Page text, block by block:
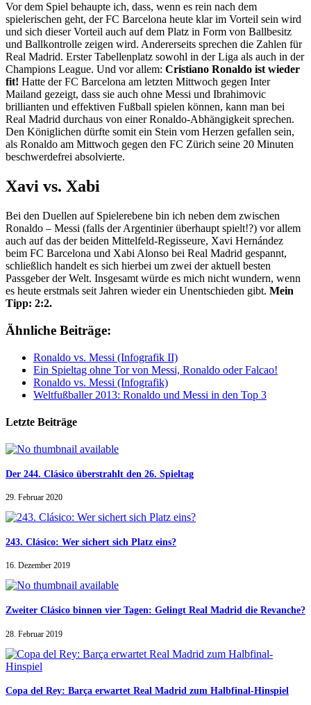
Vor dem Spiel behaupte ich, dass, wenn es rein nach dem
spielerischen geht, der FC Barcelona heute klar im Vorteil sein wird
und sich dieser Vorteil auch auf dem Platz in Form von Ballbesitz
und Ballkontrolle zeigen wird. Andererseits sprechen die Zahlen für
Real Madrid. Erster Tabellenplatz sowohl in der Liga als auch in der
Champions League. Und vor allem: Cristiano Ronaldo ist wieder
fit! Hatte der FC Barcelona am letzten Mittwoch gegen Inter
Mailand gezeigt, dass sie auch ohne Messi und Ibrahimovic
brillianten und effektiven Fußball spielen können, kann man bei
Real Madrid durchaus von einer Ronaldo-Abhängigkeit sprechen.
Den Königlichen dürfte somit ein Stein vom Herzen gefallen sein,
als Ronaldo am Mittwoch gegen den FC Zürich seine 20 Minuten
beschwerdefrei absolvierte.
Xavi vs. Xabi
Bei den Duellen auf Spielerebene bin ich neben dem zwischen
Ronaldo – Messi (falls der Argentinier überhaupt spielt!?) vor allem
auch auf das der beiden Mittelfeld-Regisseure, Xavi Hernández
beim FC Barcelona und Xabi Alonso bei Real Madrid gespannt,
schließlich handelt es sich hierbei um zwei der aktuell besten
Passgeber der Welt. Insgesamt würde es mich nicht wundern, wenn
es heute erstmals seit Jahren wieder ein Unentschieden gibt. Mein
Tipp: 2:2.
Ähnliche Beiträge:
Ronaldo vs. Messi (Infografik II)
Ein Spieltag ohne Tor von Messi, Ronaldo oder Falcao!
Ronaldo vs. Messi (Infografik)
Weltfußballer 2013: Ronaldo und Messi in den Top 3
Letzte Beiträge
Der 244. Clásico überstrahlt den 26. Spieltag
29. Februar 2020
243. Clásico: Wer sichert sich Platz eins?
16. Dezember 2019
Zweiter Clásico binnen vier Tagen: Gelingt Real Madrid die Revanche?
28. Februar 2019
Copa del Rey: Barça erwartet Real Madrid zum Halbfinal-Hinspiel